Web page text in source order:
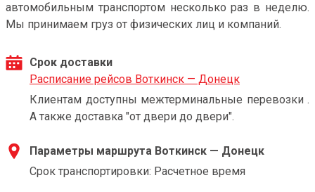
автомобильным транспортом несколько раз в неделю.
Мы принимаем груз от физических лиц и компаний.
Срок доставки
Расписание рейсов Воткинск — Донецк
Клиентам доступны межтерминальные перевозки .
А также доставка "от двери до двери".
Параметры маршрута Воткинск — Донецк
Срок транспортировки: Расчетное время